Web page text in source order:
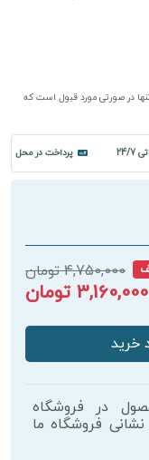
در صورتی مورد قبول است که
7 پرداخت در محل
4,750,000 تومان
3,160,000 تومان
خرید
در فروشگاه
فروشگاه ما